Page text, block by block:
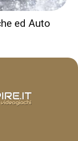
ed Auto